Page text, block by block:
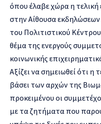
όπου έλαβε χώρα η
στην Αίθουσα εκδηλώσεων
του Πολιτιστικού
θέμα της ενεργούς
κοινωνικής
Αξίζει να σημειωθεί ότι
βάσει των αρχών της
προκειμένου οι
με τα ζητήματα που